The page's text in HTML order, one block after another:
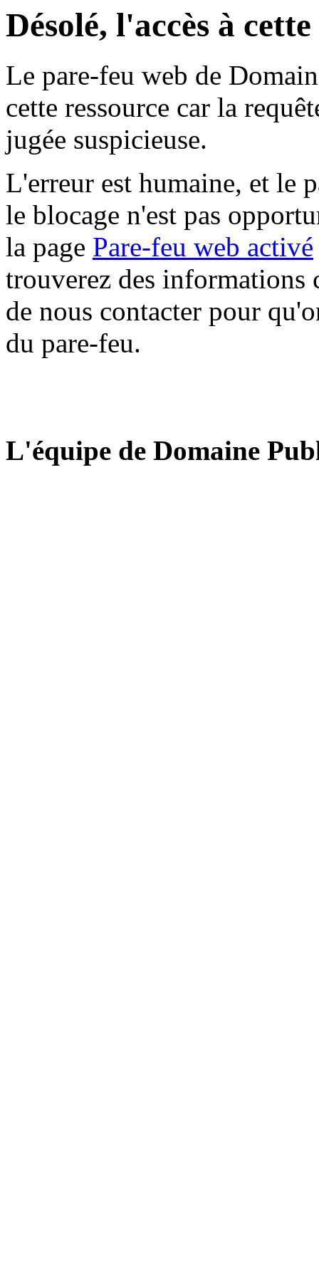
Désolé, l'accès à
Le pare-feu web de
cette ressource car la
jugée suspicieuse.
L'erreur est humaine, et le
le blocage n'est pas
la page Pare-feu web activé
trouverez des informations
de nous contacter pour
du pare-feu.
L'équipe de Domaine